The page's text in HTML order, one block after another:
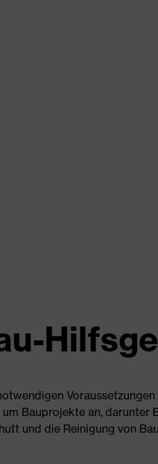
Bauprojekte an, darunter
und die Reinigung von